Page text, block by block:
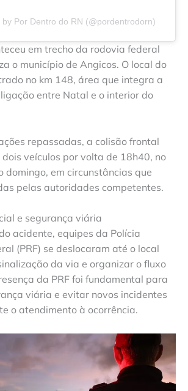
by Por Dentro do RN (@pordentrodorn)
em trecho da rodovia federal
o município de Angicos. O local do
no km 148, área que integra a
entre Natal e o interior do
repassadas, a colisão frontal
veículos por volta de 18h40, no
domingo, em circunstâncias que
pelas autoridades competentes.
e segurança viária
acidente, equipes da Polícia
(PRF) se deslocaram até o local
da via e organizar o fluxo
da PRF foi fundamental para
viária e evitar novos incidentes
o atendimento à ocorrência.